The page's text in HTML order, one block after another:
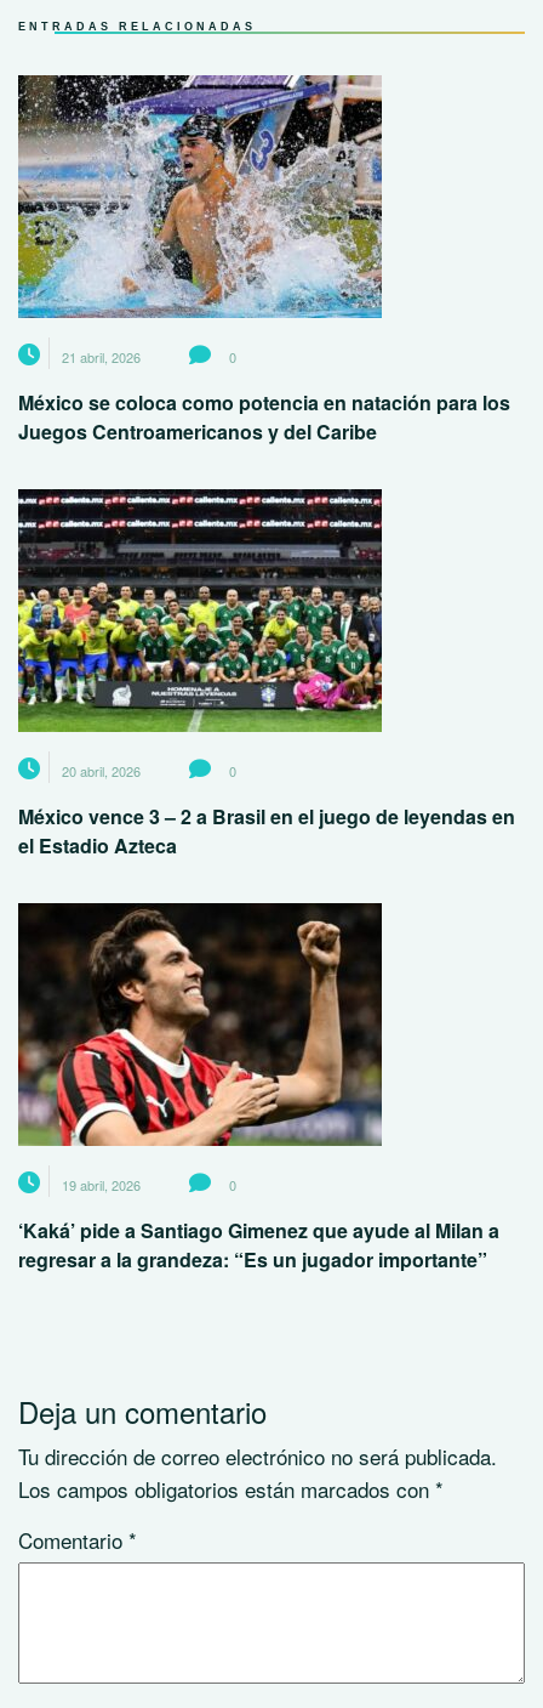
ENTRADAS RELACIONADAS
21 abril, 2026 0
México se coloca como potencia en natación para los
Juegos Centroamericanos y del Caribe
20 abril, 2026 0
México vence 3 – 2 a Brasil en el juego de leyendas en
el Estadio Azteca
19 abril, 2026 0
‘Kaká’ pide a Santiago Gimenez que ayude al Milan a
regresar a la grandeza: “Es un jugador importante”
Deja un comentario
Tu dirección de correo electrónico no será publicada.
Los campos obligatorios están marcados con *
Comentario *